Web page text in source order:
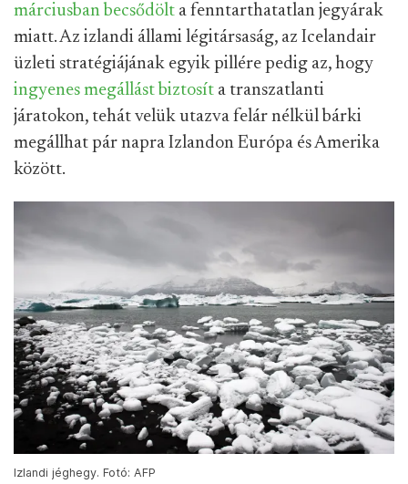
márciusban becsődölt a fenntarthatatlan jegyárak
miatt. Az izlandi állami légitársaság, az Icelandair
üzleti stratégiájának egyik pillére pedig az, hogy
ingyenes megállást biztosít a transzatlanti
járatokon, tehát velük utazva felár nélkül bárki
megállhat pár napra Izlandon Európa és Amerika
között.
Izlandi jéghegy. Fotó: AFP